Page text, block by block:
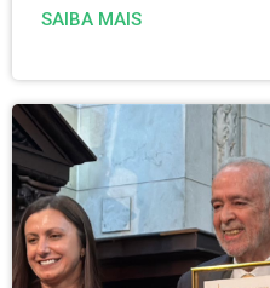
SAIBA MAIS